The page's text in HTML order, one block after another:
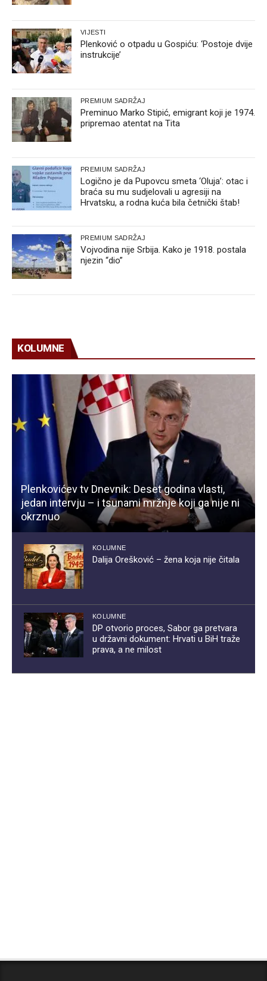
VIJESTI
Plenković o otpadu u Gospiću: ‘Postoje dvije
instrukcije’
PREMIUM SADRŽAJ
Preminuo Marko Stipić, emigrant koji je 1974.
pripremao atentat na Tita
PREMIUM SADRŽAJ
Logično je da Pupovcu smeta ‘Oluja’: otac i
braća su mu sudjelovali u agresiji na
Hrvatsku, a rodna kuća bila četnički štab!
PREMIUM SADRŽAJ
Vojvodina nije Srbija. Kako je 1918. postala
njezin “dio”
KOLUMNE
Plenkovićev tv Dnevnik: Deset godina vlasti,
jedan intervju – i tsunami mržnje koji ga nije ni
okrznuo
KOLUMNE
Dalija Orešković – žena koja nije čitala
KOLUMNE
DP otvorio proces, Sabor ga pretvara
u državni dokument: Hrvati u BiH traže
prava, a ne milost